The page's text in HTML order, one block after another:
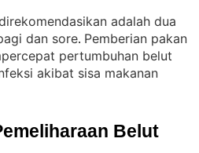
adalah dua
dan sore. Pemberian pakan
pertumbuhan belut
akibat sisa makanan
Belut